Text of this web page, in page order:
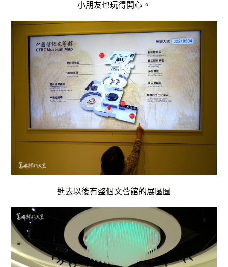
小朋友也玩得開心。
進去以後有整個文薈館的展區圖